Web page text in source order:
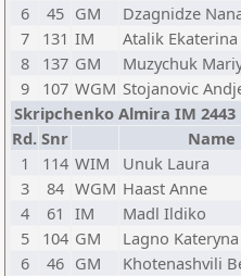
6
45 GM Dzagnidze
7
131 IM Atalik Ekaterina
8
137 GM Muzychuk
9
107 WGM Stojanovic
Skripchenko Almira IM 2443
Rd. Snr Name
1
114 WIM Unuk Laura
3
84 WGM Haast Anne
4
61 IM Madl Ildiko
5
104 GM Lagno Kateryna
6
46 GM Khotenashvili